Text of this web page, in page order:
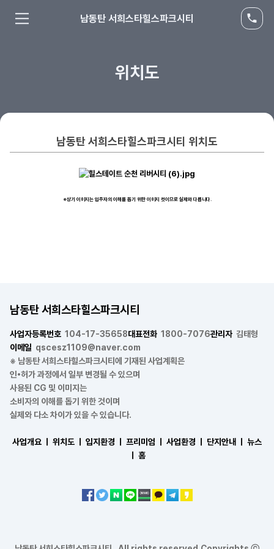
남동탄 서희스타힐스파크시티
위치도
남동탄 서희스타힐스파크시티 위치도
※상기 이미지는 입주자의 이해를 돕기 위한 이미지 컷이므로 실제와 다릅니다.
남동탄 서희스타힐스파크시티
사업자등록번호 104-17-35658대표전화 1800-7076관리자 김태형
이메일 qscesz1109@naver.com
※ 남동탄 서희스타힐스파크시티에 기재된 사업계획은
인•허가 과정에서 일부 변경될 수 있으며
사용된 CG 및 이미지는
소비자의 이해를 돕기 위한 것이며
실제와 다소 차이가 있을 수 있습니다.
사업개요 ㅣ 위치도 ㅣ 입지환경 ㅣ 프리미엄 ㅣ 사업환경 ㅣ 단지안내 ㅣ
뉴스
홈